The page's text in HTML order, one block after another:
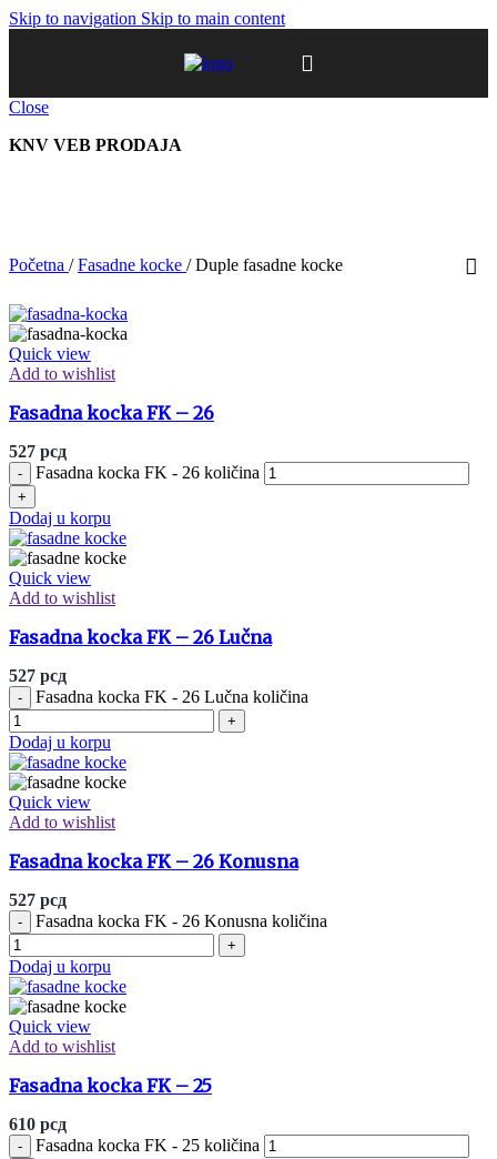
Skip to navigation Skip to main content
Close
KNV VEB PRODAJA
Početna / Fasadne kocke / Duple fasadne kocke
Quick view
Add to wishlist
Fasadna kocka FK – 26
527 рсд
Fasadna kocka FK - 26 količina
Dodaj u korpu
Quick view
Add to wishlist
Fasadna kocka FK – 26 Lučna
527 рсд
Fasadna kocka FK - 26 Lučna količina
Dodaj u korpu
Quick view
Add to wishlist
Fasadna kocka FK – 26 Konusna
527 рсд
Fasadna kocka FK - 26 Konusna količina
Dodaj u korpu
Quick view
Add to wishlist
Fasadna kocka FK – 25
610 рсд
Fasadna kocka FK - 25 količina